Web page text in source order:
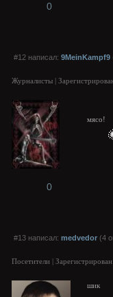
0
#12 написал: 9MeinKampf9
Журналисты |
мясо!
0
#13 написал: medvedor (4
Посетители |
шик